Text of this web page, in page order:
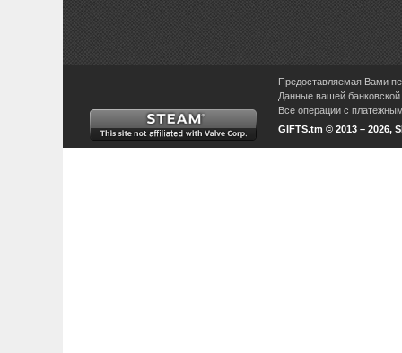
Предоставляемая Вами
Данные вашей
Все операции с
GIFTS.tm © 2013 – 2026,